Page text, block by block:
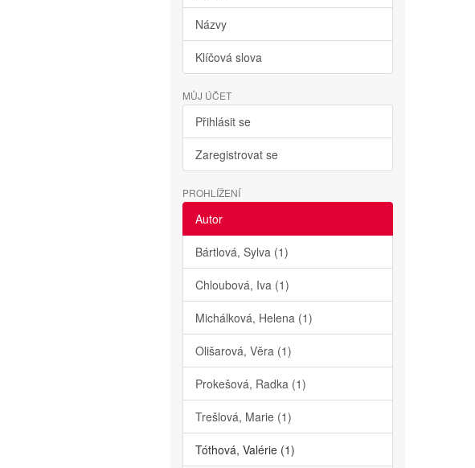
Názvy
Klíčová slova
MŮJ ÚČET
Přihlásit se
Zaregistrovat se
PROHLÍŽENÍ
Autor
Bártlová, Sylva (1)
Chloubová, Iva (1)
Michálková, Helena (1)
Olišarová, Věra (1)
Prokešová, Radka (1)
Trešlová, Marie (1)
Tóthová, Valérie (1)